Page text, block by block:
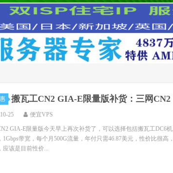
搬瓦工CN2 GIA-E限量版补货：三网CN2
25 便宜VPS
GIA-E限量版今天早上再次补货了，可以选择包括搬瓦工DC6
1Gbps带宽，每个月500G流量，年付只需46.87美元，性价比很高
应该是目前性价...